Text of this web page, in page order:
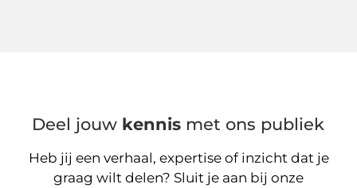
Deel jouw kennis met ons publiek
Heb jij een verhaal, expertise of inzicht dat je
graag wilt delen? Sluit je aan bij onze